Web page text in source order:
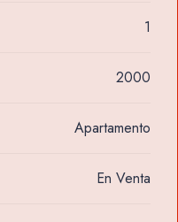
1
2000
Apartamento
En Venta